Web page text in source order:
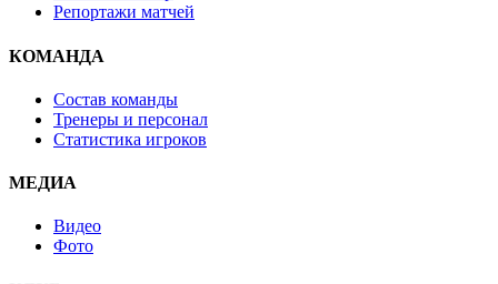
Репортажи матчей
КОМАНДА
Состав команды
Тренеры и персонал
Статистика игроков
МЕДИА
Видео
Фото